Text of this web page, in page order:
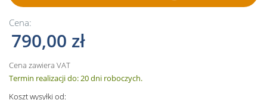
Cena:
790,00 zł
Cena zawiera VAT
Termin realizacji do: 20 dni roboczych.
Koszt wysyłki od: